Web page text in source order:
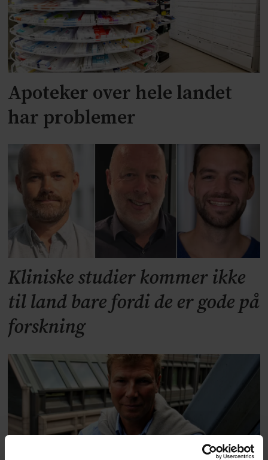
Apoteker over hele landet
har problemer
Kliniske studier kommer ikke
til land bare fordi de er gode på
forskning